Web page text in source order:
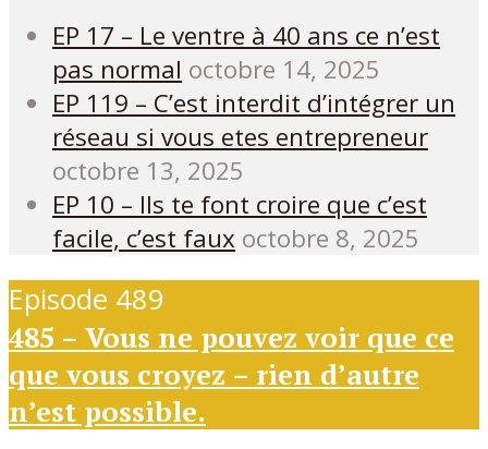
EP 17 – Le ventre à 40 ans ce n’est
pas normal octobre 14, 2025
EP 119 – C’est interdit d’intégrer un
réseau si vous etes entrepreneur
octobre 13, 2025
EP 10 – Ils te font croire que c’est
facile, c’est faux octobre 8, 2025
Episode 489
485 – Vous ne pouvez voir que ce
que vous croyez – rien d’autre
n’est possible.